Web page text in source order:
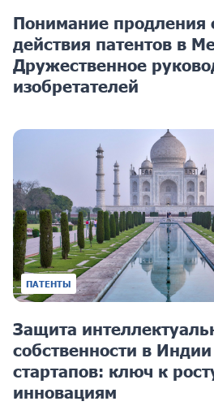
Понимание продления
действия патентов в
Дружественное
изобретателей
ПАТЕНТЫ
Защита
собственности в
стартапов: ключ к
инновациям